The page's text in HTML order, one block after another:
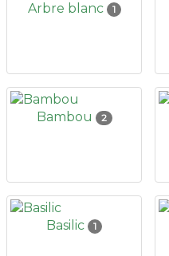
Arbre blanc 1
Bambou 2
Basilic 1